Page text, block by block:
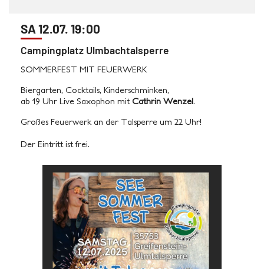
SA 12.07. 19:00
Campingplatz Ulmbachtalsperre
SOMMERFEST MIT FEUERWERK
Biergarten, Cocktails, Kinderschminken,
ab 19 Uhr Live Saxophon mit Cathrin Wenzel.
Großes Feuerwerk an der Talsperre um 22 Uhr!
Der Eintritt ist frei.